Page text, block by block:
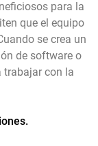
para la
que el equipo
se crea un
de software o
trabajar con la